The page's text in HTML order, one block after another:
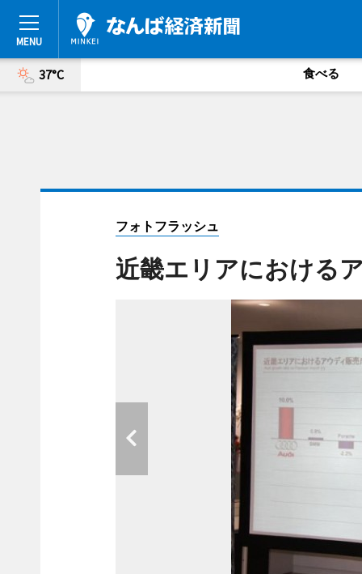
37°C 食べる
フォトフラッシュ
近畿エリアにおける